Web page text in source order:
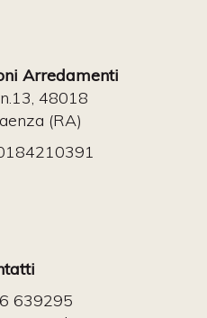
Arredamenti
48018
(RA)
639295